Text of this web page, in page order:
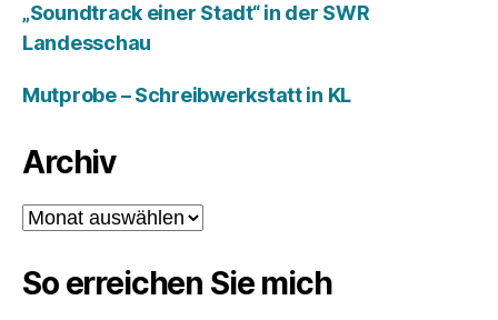
„Soundtrack einer Stadt“ in der SWR
Landesschau
Mutprobe – Schreibwerkstatt in KL
Archiv
Archiv
So erreichen Sie mich